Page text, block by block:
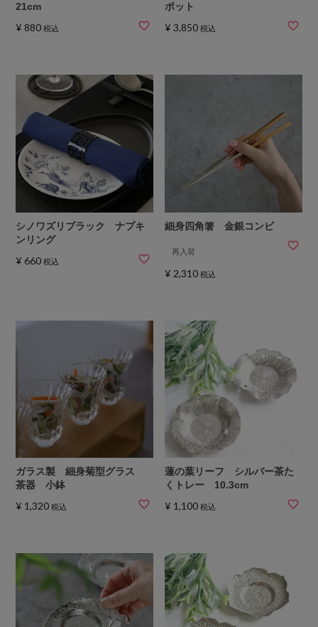
21cm
¥ 880 税込
ポット
¥ 3,850 税込
シノワズリブラック ナプキ
ンリング
¥ 660 税込
細身四角箸 金銀コンビ
再入荷
¥ 2,310 税込
ガラス製 細身菊型グラス
茶器 小鉢
¥ 1,320 税込
蓮の葉リーフ シルバー茶た
くトレー 10.3cm
¥ 1,100 税込